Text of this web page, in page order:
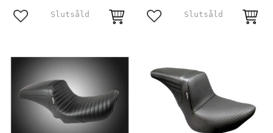
Lägg till i favoriter Lägg till i favoriter